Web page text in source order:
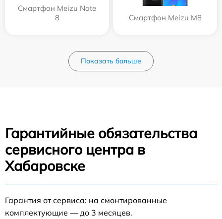
Смартфон Meizu Note
8
Смартфон Meizu M8
Показать больше
Гарантийные обязательства
сервисного центра в
Хабаровске
Гарантия от сервиса: на смонтированные
комплектующие — до 3 месяцев.